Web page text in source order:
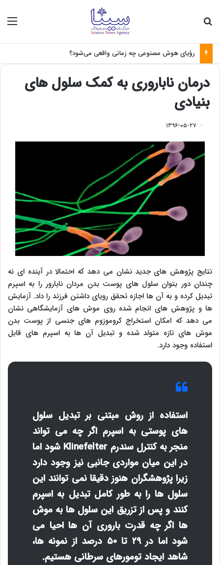
رؤیای هوش مصنوعی چه زمانی واقعی می‌شود؟
درمان ناباروری به کمک سلول های
بنیادی
۱۳۹۶-۰۵-۲۷
نتایج پژوهش های جدید نشان می دهد که احتمالا در آینده ای نه
چندان دور بتوان سلول های پوست بدن مردان نابارور را به اسپرم
تبدیل کرده و به آن ها اجازه تحقق رویای داشتن فرزند را داد. آزمایش
ها و پژوهش های انجام شده روی موش های آزمایشگاهی نشان
می دهد که امکان استخراج کروموزوم های جنسی از پوست بدن
موش های تازه متولد شده و تبدیل آن ها به اسپرم های قابل
استفاده وجود دارد.
استفاده از روش مبتنی بر تبدیل سلول
های پوستی به اسپرم اگر چه می تواند
منجر به کنترل سندرمKlinefelter شود اما
در این میان مواردی جانبی نیز وجود دارد
زیرا پژوهشگران هنوز دقیقا نمی توانند این
سلول ها را به طور کامل تبدیل به اسپرم
کنند و پس از تزریق این سلول ها به موش
ها اگر چه قدرت باروری آن ها احیا می
شود اما در ۲۹ تا ۵۰ درصد از نمونه ها،
شاهد ایجاد تومورهای سرطانی هستیم.